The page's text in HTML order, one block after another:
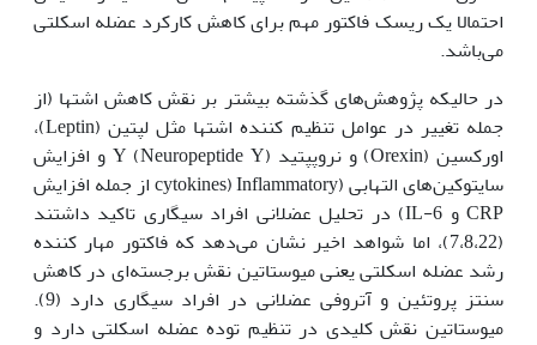
احتمالا یک ریسک فاکتور مهم برای کاهش کارکرد عضله اسکلتی
می‌باشد.
در حالیکه پ‍ژوهش‌های گذشته بیشتر بر نقش کاهش اشتها (از
جمله تغییر در عوامل تنظیم کننده اشتها مثل لپتین (Leptin)،
اورکسین (Orexin) و نروپپتید Y (Neuropeptide Y) و افزایش
سایتوکین‌های التهابی (Inflammatory (cytokines از جمله افزایش
CRP و IL-6) در تحلیل عضلانی افراد سیگاری تاکید داشتند
(7،8،22)، اما شواهد اخیر نشان می‌دهد که فاکتور مهار کننده
رشد عضله اسکلتی یعنی میوستاتین نقش برجسته‌ای در کاهش
سنتز پروتئین و آتروفی عضلانی در افراد سیگاری دارد (9).
میوستاتین نقش کلیدی در تنظیم توده عضله اسکلتی دارد و